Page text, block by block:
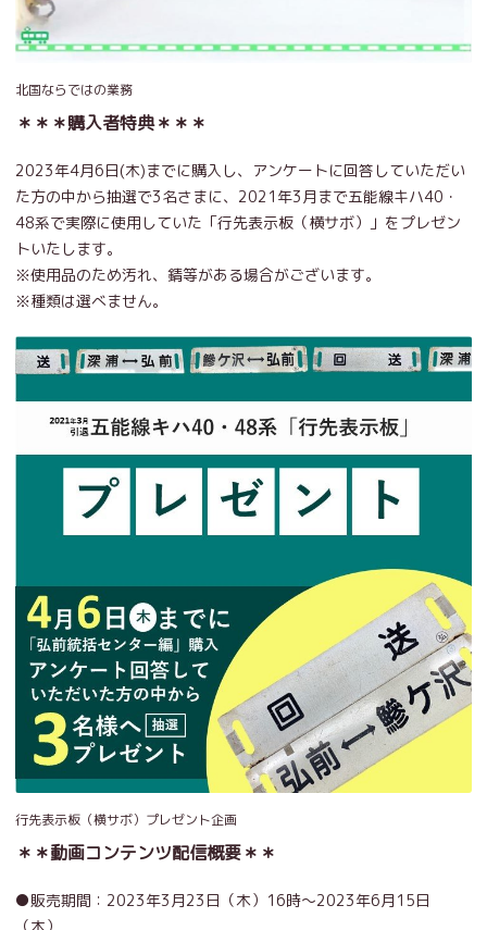
北国ならではの業務
＊＊＊購入者特典＊＊＊
2023年4月6日(木)までに購入し、アンケートに回答していただい
た方の中から抽選で3名さまに、2021年3月まで五能線キハ40・
48系で実際に使用していた「行先表示板（横サボ）」をプレゼン
トいたします。
※使用品のため汚れ、錆等がある場合がございます。
※種類は選べません。
行先表示板（横サボ）プレゼント企画
＊＊動画コンテンツ配信概要＊＊
●販売期間：2023年3月23日（木）16時～2023年6月15日